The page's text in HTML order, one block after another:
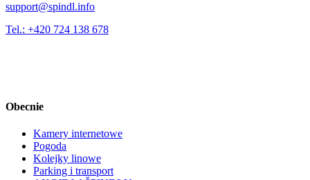
support@spindl.info
Tel.: +420 724 138 678
Obecnie
Kamery internetowe
Pogoda
Kolejky linowe
Parking i transport